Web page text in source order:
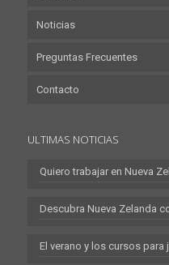
Noticias
Preguntas Frecuentes
Contacto
ULTIMAS NOTICIAS
Quiero trabajar en Nueva
Descubra Nueva Zelanda
El verano y los cursos para